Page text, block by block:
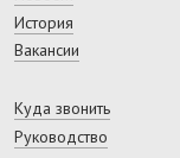
История
Вакансии
Куда звонить
Руководство